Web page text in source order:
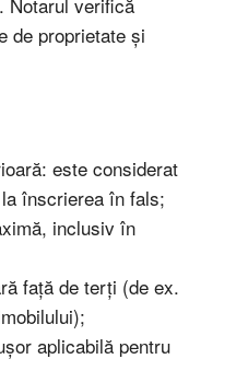
de proprietate și
este considerat
înscrierea în fals;
inclusiv în
față de terți (de ex.
aplicabilă pentru